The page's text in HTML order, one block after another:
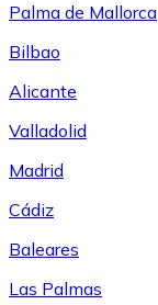
Palma de Mallorca
Bilbao
Alicante
Valladolid
Madrid
Cádiz
Baleares
Las Palmas